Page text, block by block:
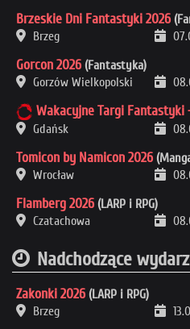
Brzeskie Dni Fantastyki 2026
Brzeg
Gorcon 2026 (Fantastyka)
Gorzów Wielkopolski
Wakacyjne Targi Fantastyki
Gdańsk
Tomicon by Namicon 2026
Wrocław
Flamberg 2026 (LARP i RPG)
Czatachowa
Nadchodzące
Zakonki 2026 (LARP i RPG)
Brzeg